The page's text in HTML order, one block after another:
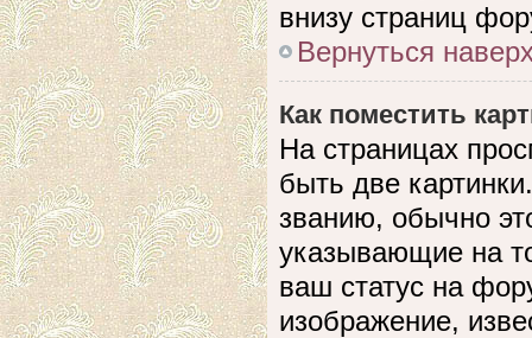
внизу страниц
Вернуться
Как поместить
На страницах
быть две
званию, обычно
указывающие на
ваш статус на
изображение,